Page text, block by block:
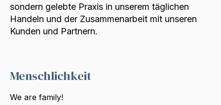
sondern gelebte Praxis in unserem täglichen
Handeln und der Zusammenarbeit mit unseren
Kunden und Partnern.
Menschlichkeit
We are family!